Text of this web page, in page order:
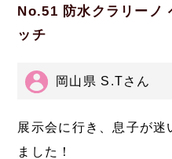
No.51 防水クラリーノ
ッチ
岡山県 S.Tさん
展示会に行き、息子が
ました！